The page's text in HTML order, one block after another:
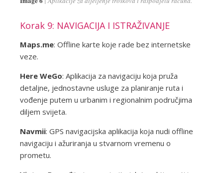
Korak 9: NAVIGACIJA I ISTRAŽIVANJE
Maps.me: Offline karte koje rade bez internetske
veze.
Here WeGo: Aplikacija za navigaciju koja pruža
detaljne, jednostavne usluge za planiranje ruta i
vođenje putem u urbanim i regionalnim područjima
diljem svijeta.
Navmii: GPS navigacijska aplikacija koja nudi offline
navigaciju i ažuriranja u stvarnom vremenu o
prometu.